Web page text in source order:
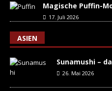
Magische Puffin-
17. Juli 2026
ASIEN
Sunamushi –
26. Mai 2026